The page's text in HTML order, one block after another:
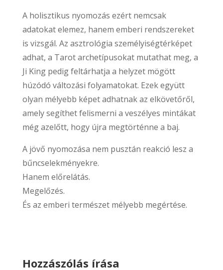
A holisztikus nyomozás ezért nemcsak
adatokat elemez, hanem emberi rendszereket
is vizsgál. Az asztrológia személyiségtérképet
adhat, a Tarot archetípusokat mutathat meg, a
Ji King pedig feltárhatja a helyzet mögött
húzódó változási folyamatokat. Ezek együtt
olyan mélyebb képet adhatnak az elkövetőről,
amely segíthet felismerni a veszélyes mintákat
még azelőtt, hogy újra megtörténne a baj.
A jövő nyomozása nem pusztán reakció lesz a
bűncselekményekre.
Hanem előrelátás.
Megelőzés.
És az emberi természet mélyebb megértése.
Hozzászólás írása